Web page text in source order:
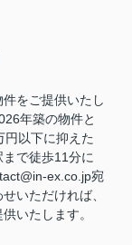
をご提供いたし
年築の物件と
円以下に抑えた
で徒歩11分に
ex.co.jp宛
いただければ、
いたします。